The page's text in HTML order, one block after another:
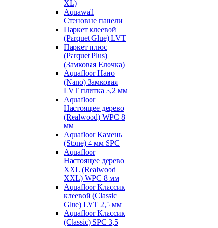
XL)
Aquawall
Стеновые панели
Паркет клеевой
(Parquet Glue) LVT
Паркет плюс
(Parquet Plus)
(Замковая Елочка)
Aquafloor Нано
(Nano) Замковая
LVT плитка 3,2 мм
Aquafloor
Настоящее дерево
(Realwood) WPC 8
мм
Aquafloor Камень
(Stone) 4 мм SPC
Aquafloor
Настоящее дерево
XXL (Realwood
XXL) WPC 8 мм
Aquafloor Классик
клеевой (Classic
Glue) LVT 2,5 мм
Aquafloor Классик
(Classic) SPC 3,5